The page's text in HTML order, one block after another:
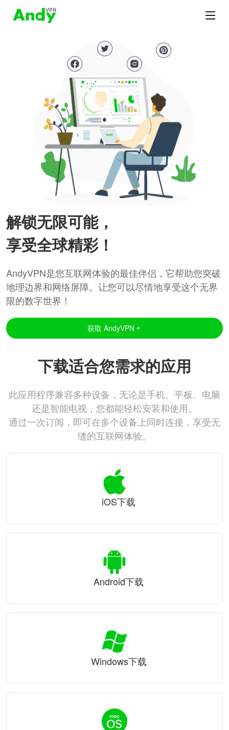
解锁无限可能，
享受全球精彩！
AndyVPN是您互联网体验的最佳伴侣，它帮助您突破
地理边界和网络屏障。让您可以尽情地享受这个无界
限的数字世界！
获取 AndyVPN
下载适合您需求的应用
此应用程序兼容多种设备，无论是手机、平板、电脑
还是智能电视，您都能轻松安装和使用。
通过一次订阅，即可在多个设备上同时连接，享受无
缝的互联网体验。
iOS下载
Android下载
Windows下载